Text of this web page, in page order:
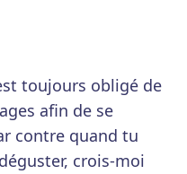
toujours obligé de
afin de se
contre quand tu
crois-moi